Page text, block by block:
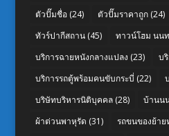
ตัวปั๊มชื่อ(24) ตัวปั๊มราคาถูก(24)
ทัวร์ปากีสถาน(45) ทาวน์โฮม นน
บริการฉายหนังกลางแปลง (23) บ
บริการรถตู้พร้อมคนขับกระบี่ (22)
บริษัทบริหารนิติบุคคล(28) บ้านน
ผ้าต่วนพาหุรัด (31) รถขนของย้าย